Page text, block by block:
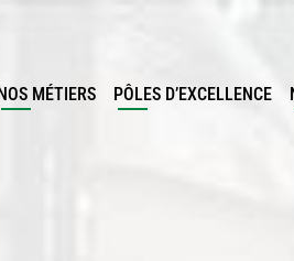
MÉTIERS PÔLES D’EXCELLENCE